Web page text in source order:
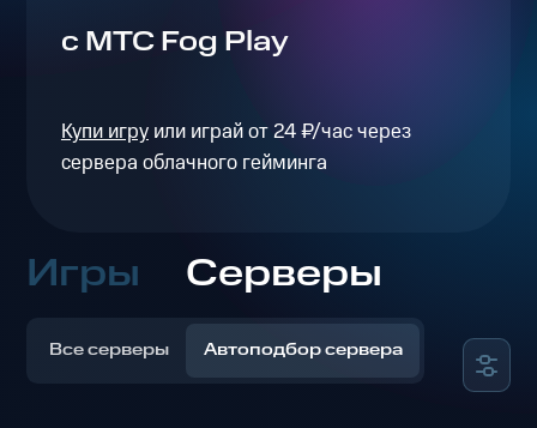
с МТС Fog Play
Купи игруили играй от 24 ₽/час через
сервера облачного гейминга
Игры Серверы
Все серверы Автоподбор сервера